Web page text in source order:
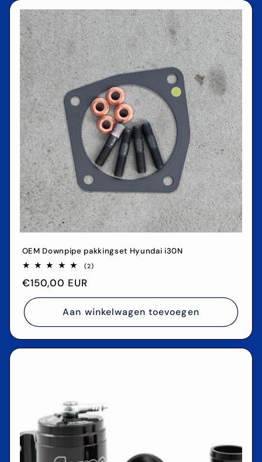
OEM Downpipe pakkingset Hyundai i30N
(2)2
Normale
prijs
€150,00 EUR
Aan winkelwagen toevoegen